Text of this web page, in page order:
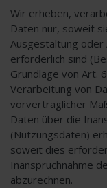
Wir erheben,
Daten nur, soweit
Ausgestaltung oder
erforderlich sind
Grundlage von Art.
Verarbeitung von
vorvertraglicher
Daten über die
(Nutzungsdaten)
soweit dies
Inanspruchnahme
abzurechnen.